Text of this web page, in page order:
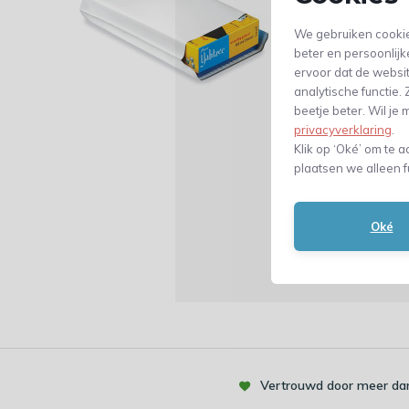
We gebruiken
beter en
ervoor dat de
analytische functie.
beetje beter. Wil je
privacyverklaring
Klik op ‘Oké’ om te
plaatsen we alleen
Oké
Gripzakjes
kralen,
De zakjes
hersluitbare
Zakjes
bestellen.
toename van
Vertrouwd door meer